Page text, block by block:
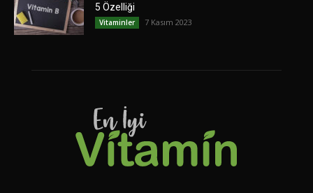
5 Özelliği
Vitaminler 7 Kasım 2023